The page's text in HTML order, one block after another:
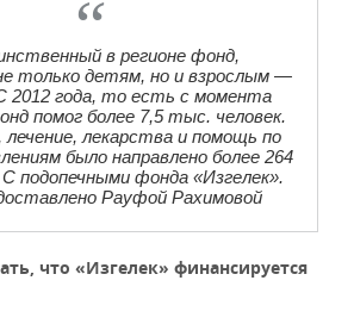
в регионе фонд,
только детям, но и взрослым —
2012 года, то есть с момента
помог более 7,5 тыс. человек.
лечение, лекарства и помощь по
было направлено более 264
подопечными фонда «Изгелек».
Рауфой Рахимовой
что «Изгелек» финансируется